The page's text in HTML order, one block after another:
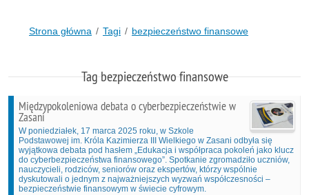
Strona główna Tagi bezpieczeństwo finansowe
Tag bezpieczeństwo finansowe
Międzypokoleniowa debata o cyberbezpieczeństwie w
Zasani
W poniedziałek, 17 marca 2025 roku, w Szkole
Podstawowej im. Króla Kazimierza III Wielkiego w Zasani odbyła się
wyjątkowa debata pod hasłem „Edukacja i współpraca pokoleń jako klucz
do cyberbezpieczeństwa finansowego”. Spotkanie zgromadziło uczniów,
nauczycieli, rodziców, seniorów oraz ekspertów, którzy wspólnie
dyskutowali o jednym z najważniejszych wyzwań współczesności –
bezpieczeństwie finansowym w świecie cyfrowym.